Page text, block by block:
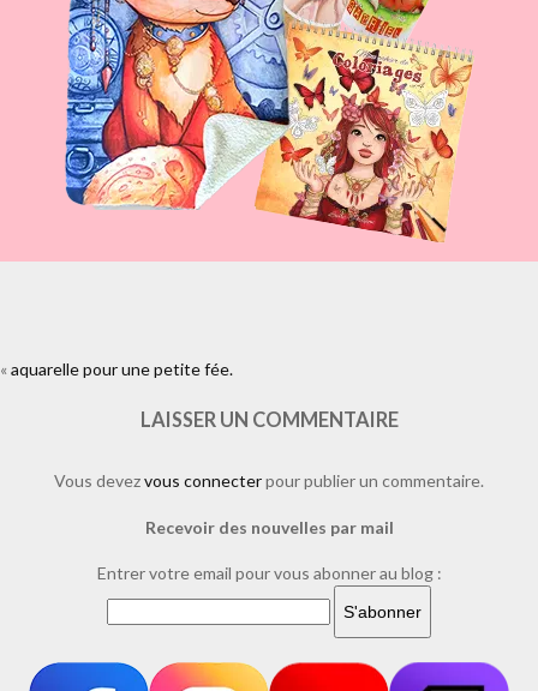
https://www.facebook.com/plugins/like.php?
illustrations.com%2F2013%2F04%2Faquarelle-pour-une-petite-
«aquarelle pour une petite fée.
LAISSER UN COMMENTAIRE
Vous devezvous connecterpour publier un commentaire.
Recevoir des nouvelles par mail
Entrer votre email pour vous abonner au blog :